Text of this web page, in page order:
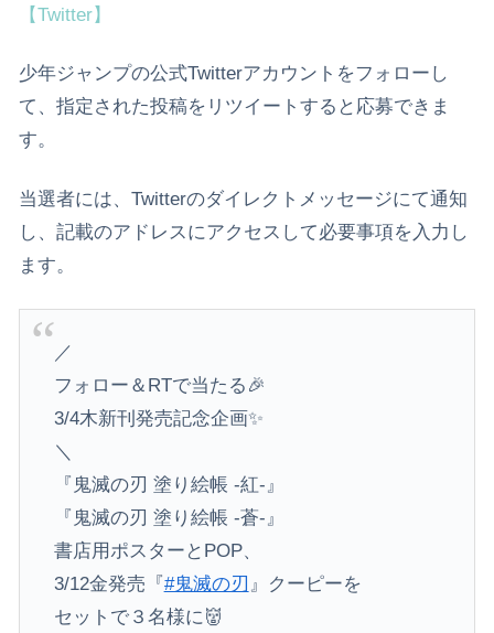
【Twitter】
少年ジャンプの公式Twitterアカウントをフォローし
て、指定された投稿をリツイートすると応募できま
す。
当選者には、Twitterのダイレクトメッセージにて通知
し、記載のアドレスにアクセスして必要事項を入力し
ます。
／
フォロー＆RTで当たる🎉
3/4木新刊発売記念企画✨
＼
『鬼滅の刃 塗り絵帳 -紅-』
『鬼滅の刃 塗り絵帳 -蒼-』
書店用ポスターとPOP、
3/12金発売『#鬼滅の刃 』クーピーを
セットで３名様に👹